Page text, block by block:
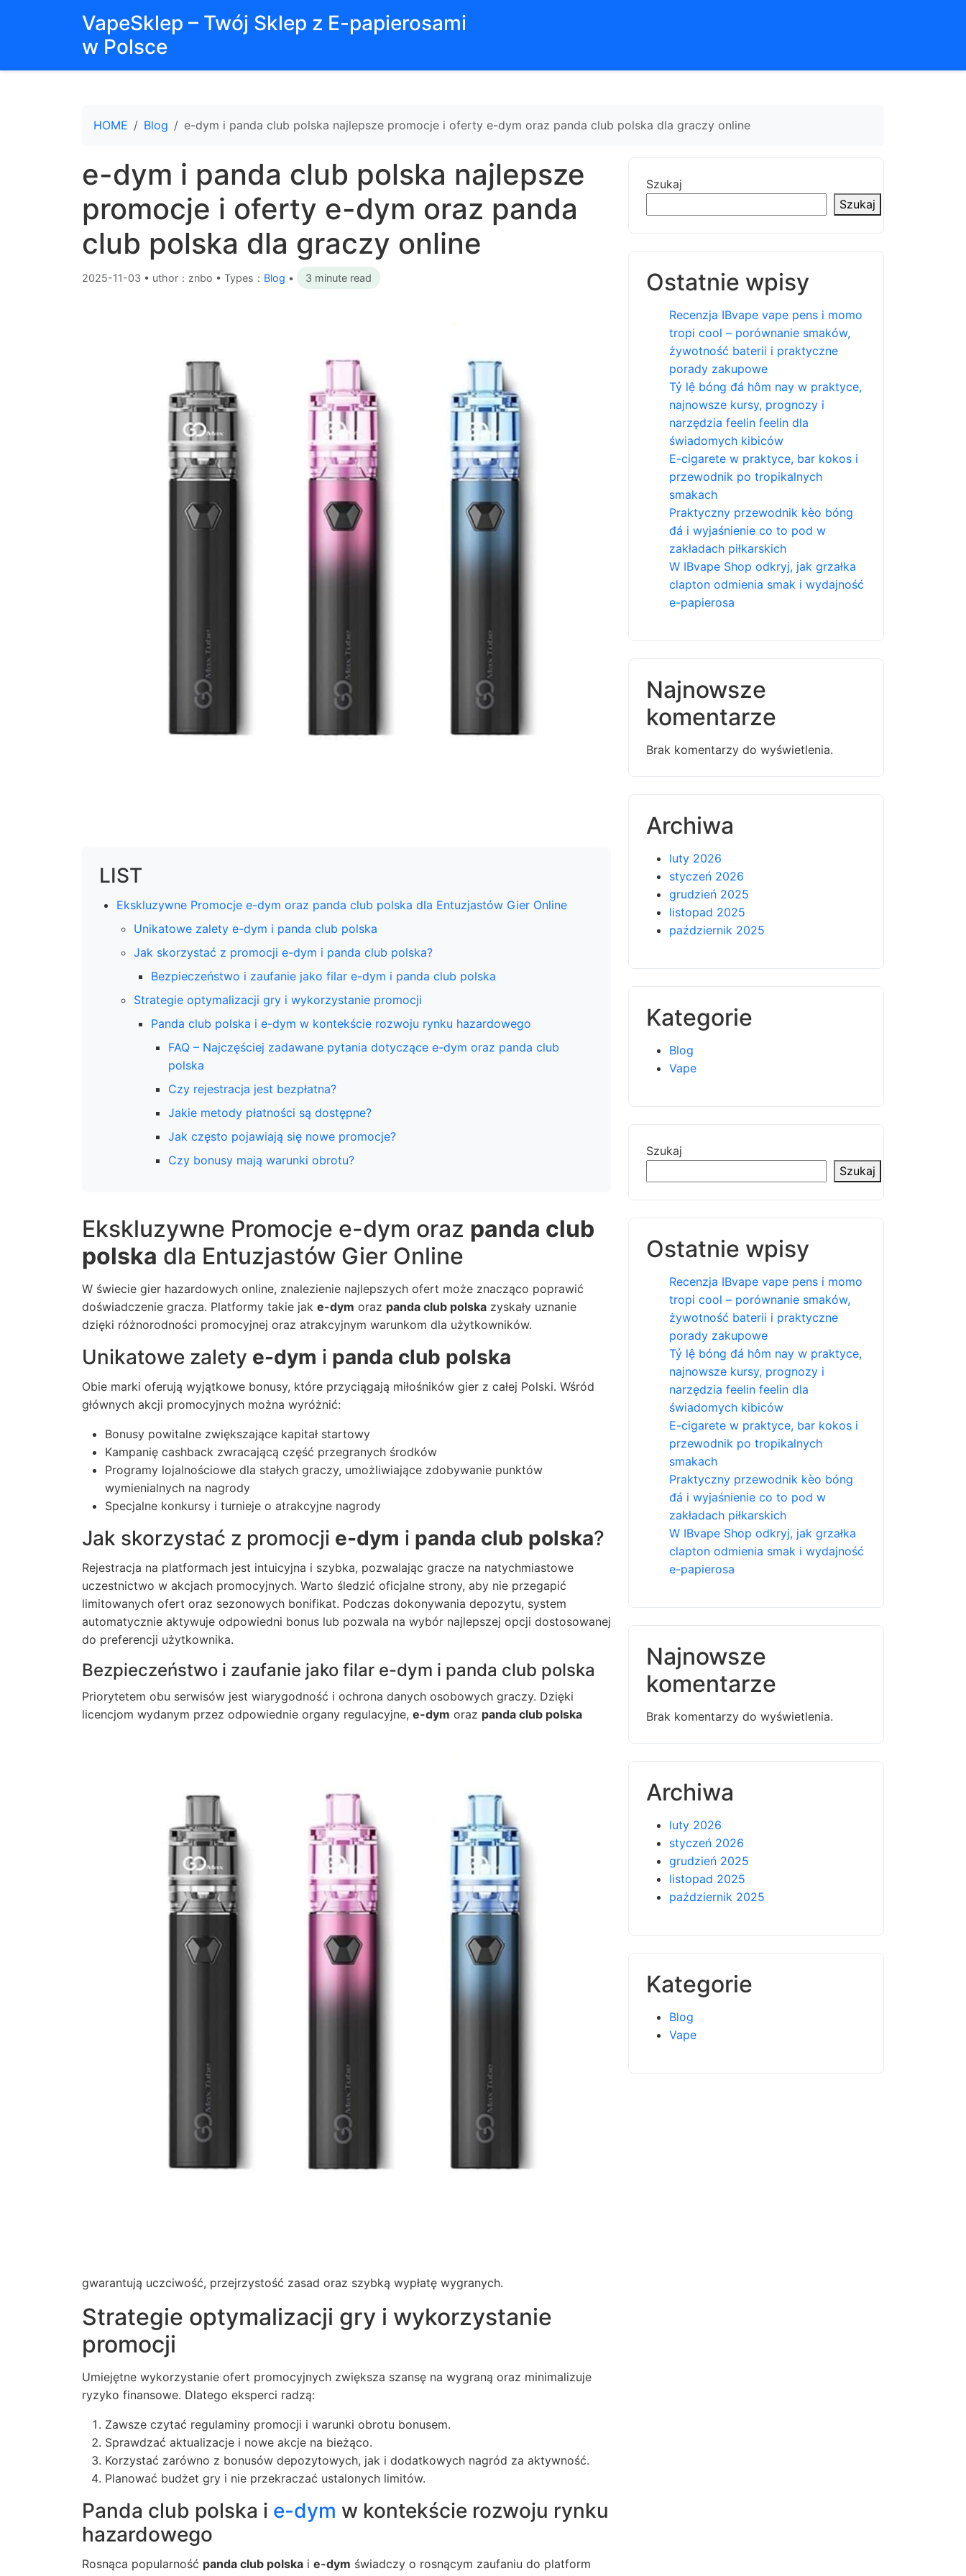
VapeSklep – Twój Sklep z E-papierosami
w Polsce
HOME Blog e-dym i panda club polska najlepsze promocje i oferty e-dym oraz panda club polska dla graczy online
e-dym i panda club polska najlepsze
promocje i oferty e-dym oraz panda
club polska dla graczy online
2025-11-03 • uthor：znbo • Types： Blog • 3 minute read
LIST
Ekskluzywne Promocje e-dym oraz panda club polska dla Entuzjastów Gier Online
Unikatowe zalety e-dym i panda club polska
Jak skorzystać z promocji e-dym i panda club polska?
Bezpieczeństwo i zaufanie jako filar e-dym i panda club polska
Strategie optymalizacji gry i wykorzystanie promocji
Panda club polska i e-dym w kontekście rozwoju rynku hazardowego
FAQ – Najczęściej zadawane pytania dotyczące e-dym oraz panda club
polska
Czy rejestracja jest bezpłatna?
Jakie metody płatności są dostępne?
Jak często pojawiają się nowe promocje?
Czy bonusy mają warunki obrotu?
Ekskluzywne Promocje e-dym oraz panda club
polska dla Entuzjastów Gier Online
W świecie gier hazardowych online, znalezienie najlepszych ofert może znacząco poprawić
doświadczenie gracza. Platformy takie jak e-dym oraz panda club polska zyskały uznanie
dzięki różnorodności promocyjnej oraz atrakcyjnym warunkom dla użytkowników.
Unikatowe zalety e-dym i panda club polska
Obie marki oferują wyjątkowe bonusy, które przyciągają miłośników gier z całej Polski. Wśród
głównych akcji promocyjnych można wyróżnić:
Bonusy powitalne zwiększające kapitał startowy
Kampanię cashback zwracającą część przegranych środków
Programy lojalnościowe dla stałych graczy, umożliwiające zdobywanie punktów
wymienialnych na nagrody
Specjalne konkursy i turnieje o atrakcyjne nagrody
Jak skorzystać z promocji e-dym i panda club polska?
Rejestracja na platformach jest intuicyjna i szybka, pozwalając gracze na natychmiastowe
uczestnictwo w akcjach promocyjnych. Warto śledzić oficjalne strony, aby nie przegapić
limitowanych ofert oraz sezonowych bonifikat. Podczas dokonywania depozytu, system
automatycznie aktywuje odpowiedni bonus lub pozwala na wybór najlepszej opcji dostosowanej
do preferencji użytkownika.
Bezpieczeństwo i zaufanie jako filar e-dym i panda club polska
Priorytetem obu serwisów jest wiarygodność i ochrona danych osobowych graczy. Dzięki
licencjom wydanym przez odpowiednie organy regulacyjne, e-dym oraz panda club polska
gwarantują uczciwość, przejrzystość zasad oraz szybką wypłatę wygranych.
Strategie optymalizacji gry i wykorzystanie
promocji
Umiejętne wykorzystanie ofert promocyjnych zwiększa szansę na wygraną oraz minimalizuje
ryzyko finansowe. Dlatego eksperci radzą:
Zawsze czytać regulaminy promocji i warunki obrotu bonusem.
Sprawdzać aktualizacje i nowe akcje na bieżąco.
Korzystać zarówno z bonusów depozytowych, jak i dodatkowych nagród za aktywność.
Planować budżet gry i nie przekraczać ustalonych limitów.
Panda club polska i e-dym w kontekście rozwoju rynku
hazardowego
Rosnąca popularność panda club polska i e-dym świadczy o rosnącym zaufaniu do platform
Szukaj
Szukaj
Ostatnie wpisy
Recenzja IBvape vape pens i momo
tropi cool – porównanie smaków,
żywotność baterii i praktyczne
porady zakupowe
Tỷ lệ bóng đá hôm nay w praktyce,
najnowsze kursy, prognozy i
narzędzia feelin feelin dla
świadomych kibiców
E-cigarete w praktyce, bar kokos i
przewodnik po tropikalnych
smakach
Praktyczny przewodnik kèo bóng
đá i wyjaśnienie co to pod w
zakładach piłkarskich
W IBvape Shop odkryj, jak grzałka
clapton odmienia smak i wydajność
e-papierosa
Najnowsze
komentarze
Brak komentarzy do wyświetlenia.
Archiwa
luty 2026
styczeń 2026
grudzień 2025
listopad 2025
październik 2025
Kategorie
Blog
Vape
Szukaj
Szukaj
Ostatnie wpisy
Recenzja IBvape vape pens i momo
tropi cool – porównanie smaków,
żywotność baterii i praktyczne
porady zakupowe
Tỷ lệ bóng đá hôm nay w praktyce,
najnowsze kursy, prognozy i
narzędzia feelin feelin dla
świadomych kibiców
E-cigarete w praktyce, bar kokos i
przewodnik po tropikalnych
smakach
Praktyczny przewodnik kèo bóng
đá i wyjaśnienie co to pod w
zakładach piłkarskich
W IBvape Shop odkryj, jak grzałka
clapton odmienia smak i wydajność
e-papierosa
Najnowsze
komentarze
Brak komentarzy do wyświetlenia.
Archiwa
luty 2026
styczeń 2026
grudzień 2025
listopad 2025
październik 2025
Kategorie
Blog
Vape